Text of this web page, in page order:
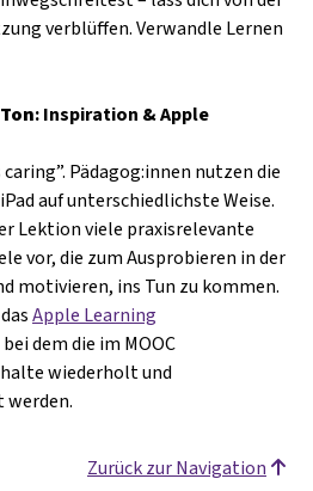
verblüffen. Verwandle Lernen
: Inspiration & Apple
Pädagog:innen nutzen die
auf unterschiedlichste Weise.
Lektion viele praxisrelevante
vor, die zum Ausprobieren in der
motivieren, ins Tun zu kommen.
Apple Learning
dem die im MOOC
wiederholt und
werden.
Zurück zur Navigation